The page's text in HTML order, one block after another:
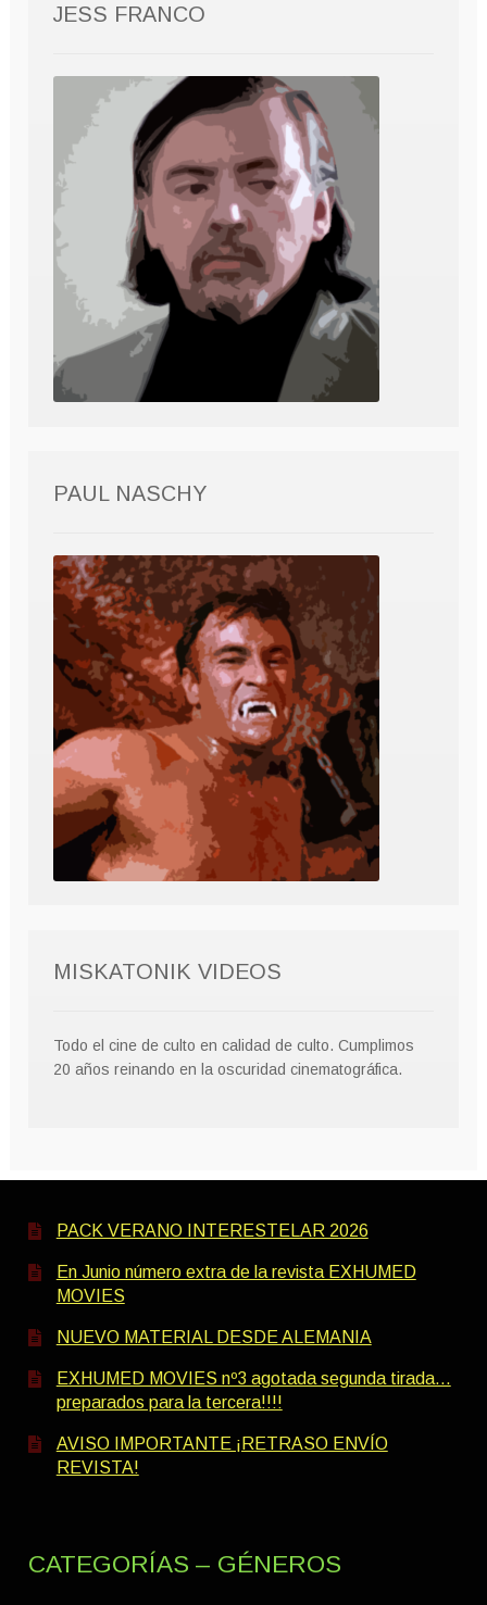
JESS FRANCO
PAUL NASCHY
MISKATONIK VIDEOS
Todo el cine de culto en calidad de culto. Cumplimos
20 años reinando en la oscuridad cinematográfica.
PACK VERANO INTERESTELAR 2026
En Junio número extra de la revista EXHUMED
MOVIES
NUEVO MATERIAL DESDE ALEMANIA
EXHUMED MOVIES nº3 agotada segunda tirada…
preparados para la tercera!!!!
AVISO IMPORTANTE ¡RETRASO ENVÍO
REVISTA!
CATEGORÍAS – GÉNEROS